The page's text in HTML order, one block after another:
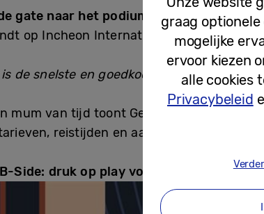
gate naar het podium: AI is je gids
op Incheon International Airport en de
is de snelste en goedkoopste route naar
mum van tijd toont Gemini naast elkaar
reistijden en aantal overstappen.
Side: druk op play voor Seoul
graag
mogelijke
ervoor kiezen
alle cookies
Privacybeleid